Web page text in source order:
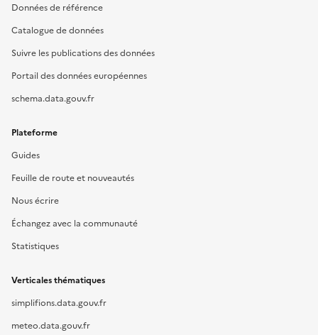
Données de référence
Catalogue de données
Suivre les publications des données
Portail des données européennes
schema.data.gouv.fr
Plateforme
Guides
Feuille de route et nouveautés
Nous écrire
Échangez avec la communauté
Statistiques
Verticales thématiques
simplifions.data.gouv.fr
meteo.data.gouv.fr